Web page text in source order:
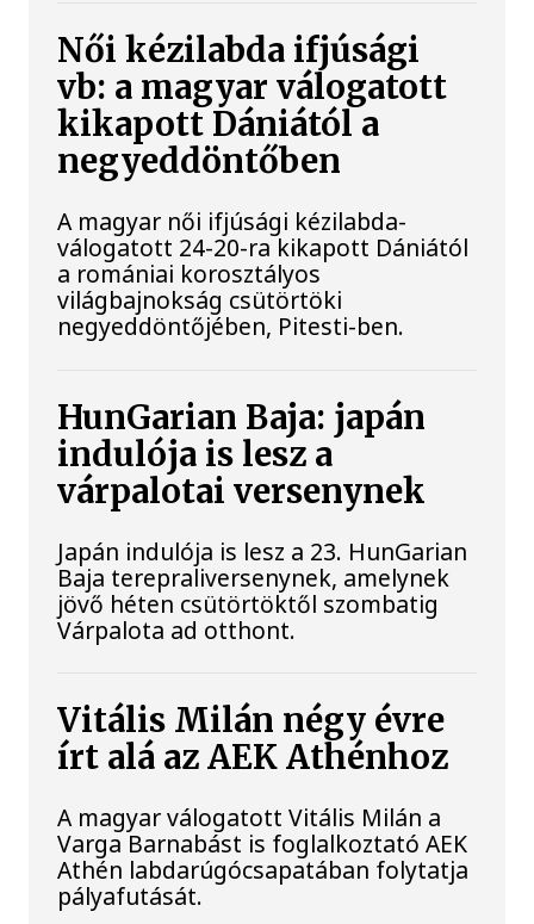
Női kézilabda ifjúsági
vb: a magyar válogatott
kikapott Dániától a
negyeddöntőben
A magyar női ifjúsági kézilabda-
válogatott 24-20-ra kikapott Dániától
a romániai korosztályos
világbajnokság csütörtöki
negyeddöntőjében, Pitesti-ben.
HunGarian Baja: japán
indulója is lesz a
várpalotai versenynek
Japán indulója is lesz a 23. HunGarian
Baja terepraliversenynek, amelynek
jövő héten csütörtöktől szombatig
Várpalota ad otthont.
Vitális Milán négy évre
írt alá az AEK Athénhoz
A magyar válogatott Vitális Milán a
Varga Barnabást is foglalkoztató AEK
Athén labdarúgócsapatában folytatja
pályafutását.